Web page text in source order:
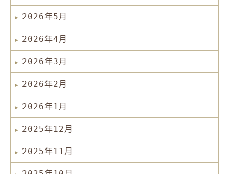
2026年5月
2026年4月
2026年3月
2026年2月
2026年1月
2025年12月
2025年11月